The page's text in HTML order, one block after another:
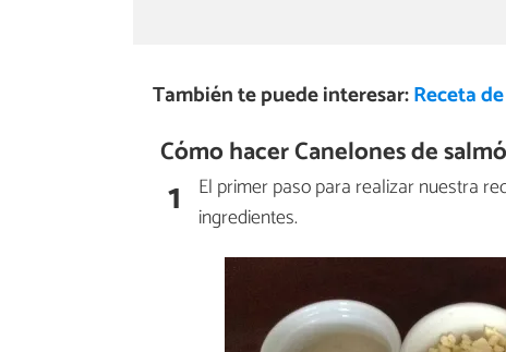
También te puede interesar:Receta
Cómo hacer Canelones de
1
El primer paso para realizar nuestra
ingredientes.